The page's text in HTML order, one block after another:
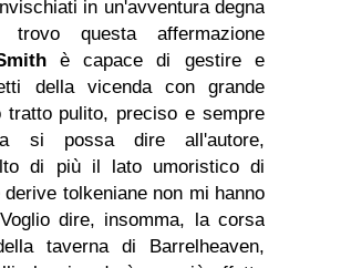
in un'avventura degna
trovo questa affermazione
è capace di gestire e
della vicenda con grande
pulito, preciso e sempre
si possa dire all'autore,
di più il lato umoristico di
tolkeniane non mi hanno
dire, insomma, la corsa
taverna di Barrelheaven,